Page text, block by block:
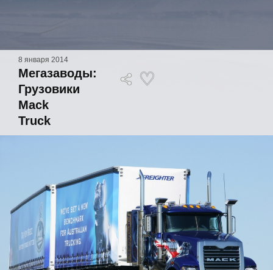
8 января 2014
Мегазаводы:
Грузовики
Mack
Truck